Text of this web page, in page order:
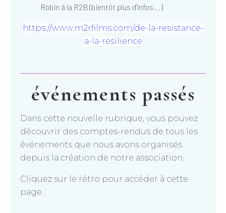
Robin à la R2B (bientôt plus d'infos...)
https://www.m2rfilms.com/de-la-resistance-
a-la-resilience
événements passés
Dans cette nouvelle rubrique, vous pouvez
découvrir des comptes-rendus de tous les
événements que nous avons organisés
depuis la création de notre association.
Cliquez sur le rétro pour accéder à cette
page :